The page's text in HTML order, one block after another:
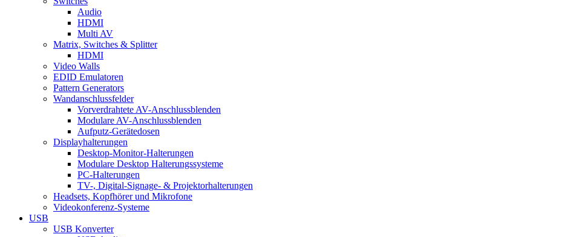
Audio
HDMI
Multi AV
Matrix, Switches & Splitter
HDMI
Video Walls
EDID Emulatoren
Pattern Generators
Wandanschlussfelder
Vorverdrahtete AV-Anschlussblenden
Modulare AV-Anschlussblenden
Aufputz-Gerätedosen
Displayhalterungen
Desktop-Monitor-Halterungen
Modulare Desktop Halterungssysteme
PC-Halterungen
TV-, Digital-Signage- & Projektorhalterungen
Headsets, Kopfhörer und Mikrofone
Videokonferenz-Systeme
USB
USB Konverter